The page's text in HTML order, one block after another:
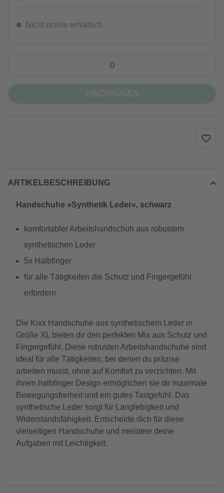
Nicht online erhältlich
ARTIKELBESCHREIBUNG
Handschuhe »Synthetik Leder«, schwarz
komfortabler Arbeitshandschuh aus robustem
synthetischen Leder
5x Halbfinger
für alle Tätigkeiten die Schutz und Fingergefühl
erfordern
Die Kixx Handschuhe aus synthetischem Leder in
Größe XL bieten dir den perfekten Mix aus Schutz und
Fingergefühl. Diese robusten Arbeitshandschuhe sind
ideal für alle Tätigkeiten, bei denen du präzise
arbeiten musst, ohne auf Komfort zu verzichten. Mit
ihrem halbfinger Design ermöglichen sie dir maximale
Bewegungsfreiheit und ein gutes Tastgefühl. Das
synthetische Leder sorgt für Langlebigkeit und
Widerstandsfähigkeit. Entscheide dich für diese
vielseitigen Handschuhe und meistere deine
Aufgaben mit Leichtigkeit.